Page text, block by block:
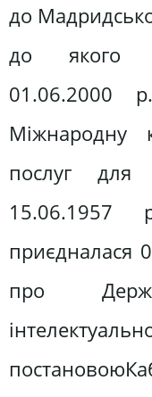
до
до якого
01.06.2000
Міжнародну
послуг для
15.06.1957
приєдналася
про